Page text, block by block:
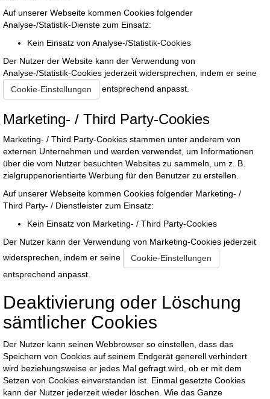
Auf unserer Webseite kommen Cookies folgender
Analyse-/Statistik-Dienste zum Einsatz:
Kein Einsatz von Analyse-/Statistik-Cookies
Der Nutzer der Website kann der Verwendung von
Analyse-/Statistik-Cookies jederzeit widersprechen, indem er seine
Cookie-Einstellungen
entsprechend anpasst.
Marketing- / Third Party-Cookies
Marketing- / Third Party-Cookies stammen unter anderem von
externen Unternehmen und werden verwendet, um Informationen
über die vom Nutzer besuchten Websites zu sammeln, um z. B.
zielgruppenorientierte Werbung für den Benutzer zu erstellen.
Auf unserer Webseite kommen Cookies folgender Marketing- /
Third Party- / Dienstleister zum Einsatz:
Kein Einsatz von Marketing- / Third Party-Cookies
Der Nutzer kann der Verwendung von Marketing-Cookies jederzeit
widersprechen, indem er seine
Cookie-Einstellungen
entsprechend anpasst.
Deaktivierung oder Löschung
sämtlicher Cookies
Der Nutzer kann seinen Webbrowser so einstellen, dass das
Speichern von Cookies auf seinem Endgerät generell verhindert
wird beziehungsweise er jedes Mal gefragt wird, ob er mit dem
Setzen von Cookies einverstanden ist. Einmal gesetzte Cookies
kann der Nutzer jederzeit wieder löschen. Wie das Ganze